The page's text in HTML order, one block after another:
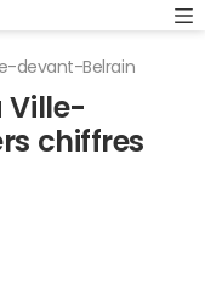
devant-Belrain
Ville-
chiffres